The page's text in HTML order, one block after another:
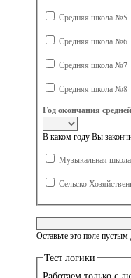
Средняя школа №5
Средняя школа №6
Средняя школа №7
Средняя школа №8
Год окончания
В каком году Вы
Музыкальная школа
Сельско
Оставьте это поле
Тест логики